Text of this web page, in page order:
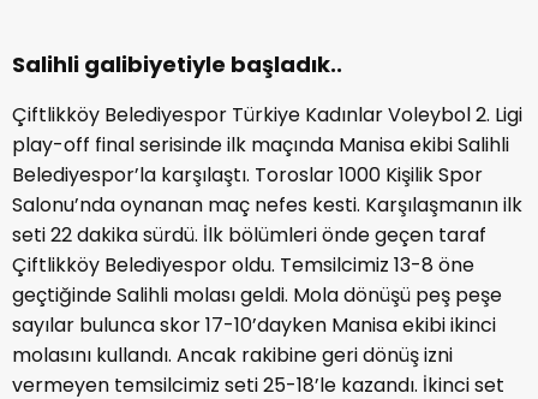
Salihli galibiyetiyle başladık..
Çiftlikköy Belediyespor Türkiye Kadınlar Voleybol 2. Ligi
play-off final serisinde ilk maçında Manisa ekibi Salihli
Belediyespor’la karşılaştı. Toroslar 1000 Kişilik Spor
Salonu’nda oynanan maç nefes kesti. Karşılaşmanın ilk
seti 22 dakika sürdü. İlk bölümleri önde geçen taraf
Çiftlikköy Belediyespor oldu. Temsilcimiz 13-8 öne
geçtiğinde Salihli molası geldi. Mola dönüşü peş peşe
sayılar bulunca skor 17-10’dayken Manisa ekibi ikinci
molasını kullandı. Ancak rakibine geri dönüş izni
vermeyen temsilcimiz seti 25-18’le kazandı. İkinci set